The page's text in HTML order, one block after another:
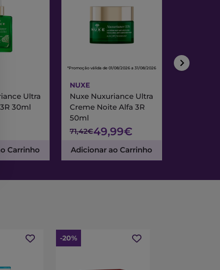
Ultra
30ml
Carrinho
*Promoção válida de 01/08/2026 a 31/08/2026
NUXE
Nuxe Nuxuriance Ultra
Creme Noite Alfa 3R
50ml
71,42€49,99€
Adicionar ao Carrinho
*Promoção válida
-20%